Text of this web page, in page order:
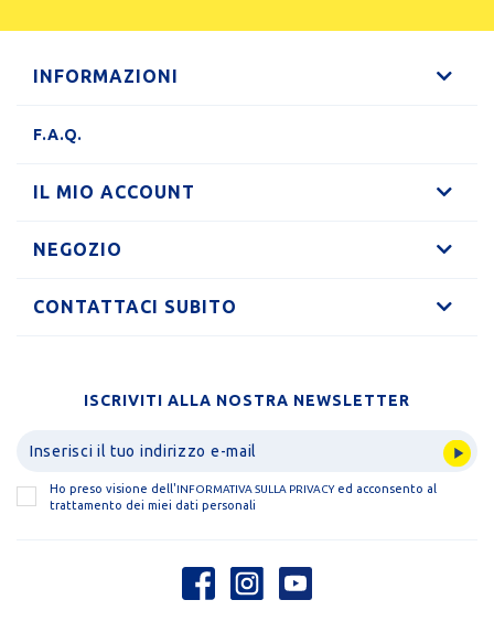
INFORMAZIONI
F.A.Q.
IL MIO ACCOUNT
NEGOZIO
CONTATTACI SUBITO
ISCRIVITI ALLA NOSTRA NEWSLETTER
Ho preso visione dell' INFORMATIVA SULLA PRIVACYed acconsento al
trattamento dei miei dati personali